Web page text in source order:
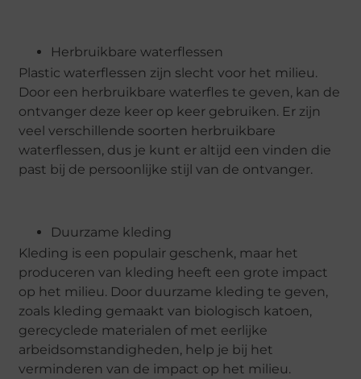
Herbruikbare waterflessen
Plastic waterflessen zijn slecht voor het milieu.
Door een herbruikbare waterfles te geven, kan de
ontvanger deze keer op keer gebruiken. Er zijn
veel verschillende soorten herbruikbare
waterflessen, dus je kunt er altijd een vinden die
past bij de persoonlijke stijl van de ontvanger.
Duurzame kleding
Kleding is een populair geschenk, maar het
produceren van kleding heeft een grote impact
op het milieu. Door duurzame kleding te geven,
zoals kleding gemaakt van biologisch katoen,
gerecyclede materialen of met eerlijke
arbeidsomstandigheden, help je bij het
verminderen van de impact op het milieu.